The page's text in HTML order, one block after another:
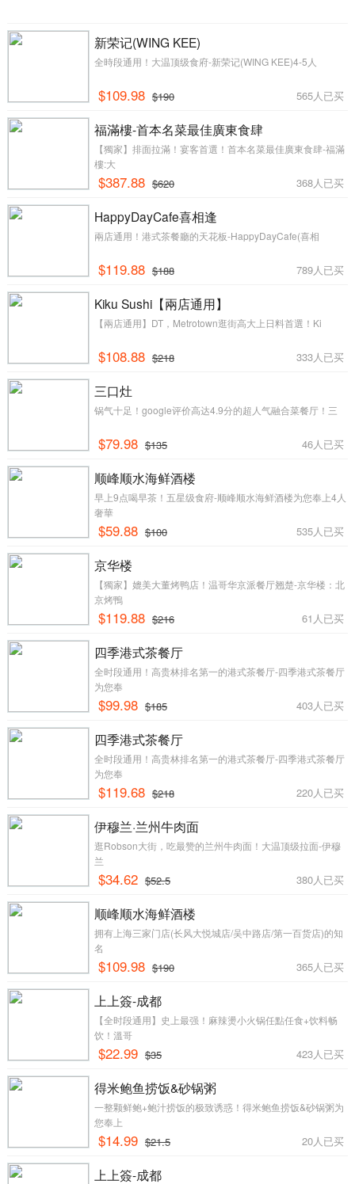
新荣记(WING KEE)
全時段通用！大温顶级食府-新荣记(WING KEE)4-5人
$109.98 $190 565人已买
福滿樓-首本名菜最佳廣東食肆
【獨家】排面拉滿！宴客首選！首本名菜最佳廣東食肆-福滿
樓:大
$387.88 $620 368人已买
HappyDayCafe喜相逢
兩店通用！港式茶餐廳的天花板-HappyDayCafe(喜相
$119.88 $188 789人已买
Kiku Sushi【兩店通用】
【兩店通用】DT，Metrotown逛街高大上日料首選！Ki
$108.88 $218 333人已买
三口灶
锅气十足！google评价高达4.9分的超人气融合菜餐厅！三
$79.98 $135 46人已买
顺峰顺水海鲜酒楼
早上9点喝早茶！五星级食府-顺峰顺水海鲜酒楼为您奉上4人
奢華
$59.88 $100 535人已买
京华楼
【獨家】媲美大董烤鸭店！温哥华京派餐厅翘楚-京华楼：北
京烤鴨
$119.88 $216 61人已买
四季港式茶餐厅
全时段通用！高贵林排名第一的港式茶餐厅-四季港式茶餐厅
为您奉
$99.98 $185 403人已买
四季港式茶餐厅
全时段通用！高贵林排名第一的港式茶餐厅-四季港式茶餐厅
为您奉
$119.68 $218 220人已买
伊穆兰·兰州牛肉面
逛Robson大街，吃最赞的兰州牛肉面！大温顶级拉面-伊穆
兰
$34.62 $52.5 380人已买
顺峰顺水海鲜酒楼
拥有上海三家门店(长风大悦城店/吴中路店/第一百货店)的知
名
$109.98 $190 365人已买
上上簽-成都
【全时段通用】史上最强！麻辣燙小火锅任點任食+饮料畅
饮！溫哥
$22.99 $35 423人已买
得米鲍鱼捞饭&砂锅粥
一整颗鲜鲍+鲍汁捞饭的极致诱惑！得米鲍鱼捞饭&砂锅粥为
您奉上
$14.99 $21.5 20人已买
上上簽-成都